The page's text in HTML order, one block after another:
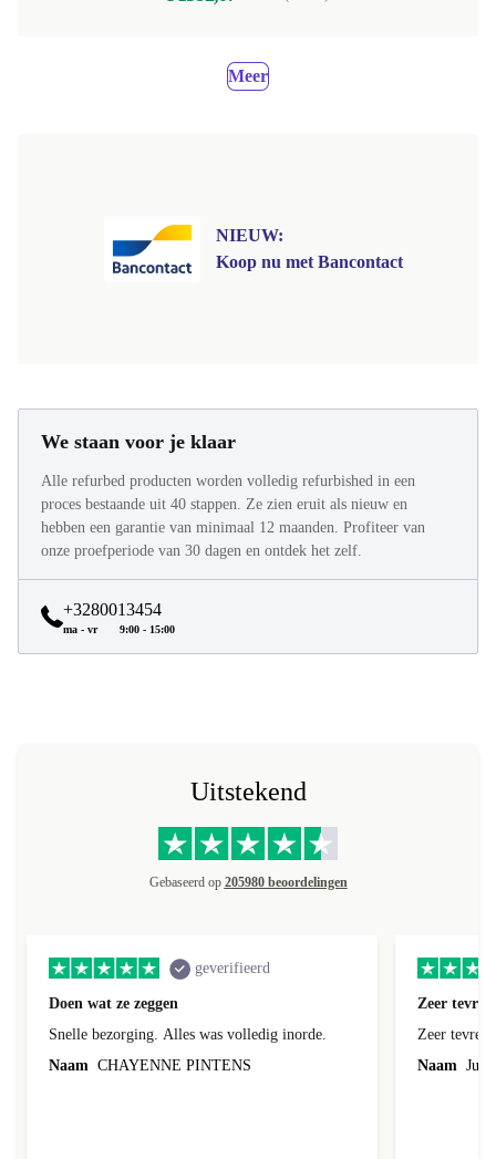
Meer
NIEUW:
Koop nu met Bancontact
We staan voor je klaar
Alle refurbed producten worden volledig refurbished in een
proces bestaande uit 40 stappen. Ze zien eruit als nieuw en
hebben een garantie van minimaal 12 maanden. Profiteer van
onze proefperiode van 30 dagen en ontdek het zelf.
+3280013454
ma - vr 9:00 - 15:00
Uitstekend
Gebaseerd op 205980 beoordelingen
geverifieerd
Doen wat ze zeggen
Snelle bezorging. Alles was volledig inorde.
Naam CHAYENNE PINTENS
Zeer
Zeer
Naam